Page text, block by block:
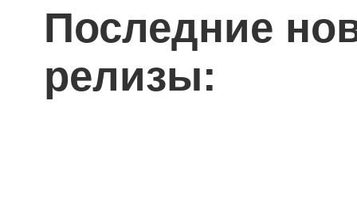
Последние
релизы: